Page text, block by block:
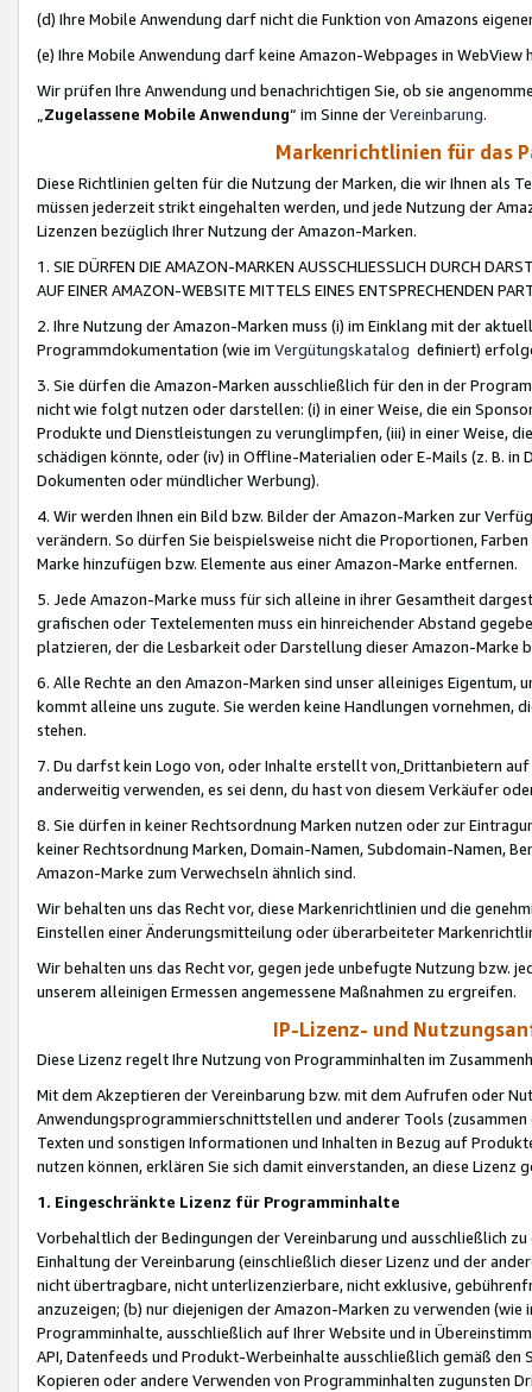
(d) Ihre Mobile Anwendung darf nicht die Funktion von Amazons
(e) Ihre Mobile Anwendung darf keine Amazon-Webpages in WebView
Wir prüfen Ihre Anwendung und benachrichtigen Sie, ob sie
„Zugelassene Mobile Anwendung“ im Sinne derVereinbarung.
Markenrichtlinien für das
Diese Richtlinien gelten für die Nutzung der Marken, die wir Ihnen als
müssen jederzeit strikt eingehalten werden, und jede Nutzung der
Lizenzen bezüglich Ihrer Nutzung der Amazon-Marken.
1. SIE DÜRFEN DIE AMAZON-MARKEN AUSSCHLIESSLICH DURCH
AUF EINER AMAZON-WEBSITE MITTELS EINES ENTSPRECHENDEN
2. Ihre Nutzung der Amazon-Marken muss (i) im Einklang mit der
Programmdokumentation (wie im Vergütungskatalog definiert)
3. Sie dürfen die Amazon-Marken ausschließlich für den in der
nicht wie folgt nutzen oder darstellen: (i) in einer Weise, die ein
Produkte und Dienstleistungen zu verunglimpfen, (iii) in einer Weise,
schädigen könnte, oder (iv) in Offline-Materialien oder E-Mails (z. B. in
Dokumenten oder mündlicher Werbung).
4. Wir werden Ihnen ein Bild bzw. Bilder der Amazon-Marken zur
verändern. So dürfen Sie beispielsweise nicht die Proportionen,
Marke hinzufügen bzw. Elemente aus einer Amazon-Marke entfernen.
5. Jede Amazon-Marke muss für sich alleine in ihrer Gesamtheit
grafischen oder Textelementen muss ein hinreichender Abstand
platzieren, der die Lesbarkeit oder Darstellung dieser Amazon-Marke
6. Alle Rechte an den Amazon-Marken sind unser alleiniges
kommt alleine uns zugute. Sie werden keine Handlungen vornehmen,
stehen.
7. Du darfst kein Logo von, oder Inhalte erstellt von,Drittanbietern auf
anderweitig verwenden, es sei denn, du hast von diesem Verkäufer
8. Sie dürfen in keiner Rechtsordnung Marken nutzen oder zur
keiner Rechtsordnung Marken, Domain-Namen, Subdomain-Namen,
Amazon-Marke zum Verwechseln ähnlich sind.
Wir behalten uns das Recht vor, diese Markenrichtlinien und die
Einstellen einer Änderungsmitteilung oder überarbeiteter
Wir behalten uns das Recht vor, gegen jede unbefugte Nutzung bzw.
unserem alleinigen Ermessen angemessene Maßnahmen zu ergreifen.
IP-Lizenz- und
Diese Lizenz regelt Ihre Nutzung von Programminhalten im
Mit dem Akzeptieren der Vereinbarung bzw. mit dem Aufrufen oder
Anwendungsprogrammierschnittstellen und anderer Tools (zusammen
Texten und sonstigen Informationen und Inhalten in Bezug auf
nutzen können, erklären Sie sich damit einverstanden, an diese Lizenz
1. Eingeschränkte Lizenz für Programminhalte
Vorbehaltlich der Bedingungen der Vereinbarung und ausschließlich
Einhaltung der Vereinbarung (einschließlich dieser Lizenz und der
nicht übertragbare, nicht unterlizenzierbare, nicht exklusive,
anzuzeigen; (b) nur diejenigen der Amazon-Marken zu verwenden
Programminhalte, ausschließlich auf Ihrer Website und in
API, Datenfeeds und Produkt-Werbeinhalte ausschließlich gemäß
Kopieren oder andere Verwenden von Programminhalten zugunsten